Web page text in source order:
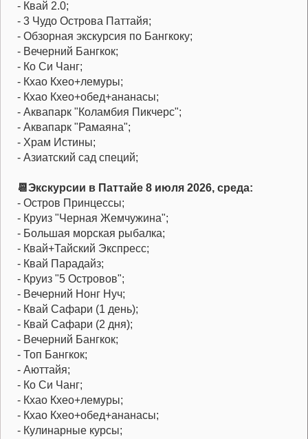
- Квай 2.0;
- 3 Чудо Острова Паттайя;
- Обзорная экскурсия по Бангкоку;
- Вечерний Бангкок;
- Ко Си Чанг;
- Кхао Кхео+лемуры;
- Кхао Кхео+обед+ананасы;
- Аквапарк "Коламбия Пикчерс";
- Аквапарк "Рамаяна";
- Храм Истины;
- Азиатский сад специй;
📆Экскурсии в Паттайе 8 июля 2026, среда:
- Остров Принцессы;
- Круиз "Черная Жемчужина";
- Большая морская рыбалка;
- Квай+Тайский Экспресс;
- Квай Парадайз;
- Круиз "5 Островов";
- Вечерний Нонг Нуч;
- Квай Сафари (1 день);
- Квай Сафари (2 дня);
- Вечерний Бангкок;
- Топ Бангкок;
- Аюттайя;
- Ко Си Чанг;
- Кхао Кхео+лемуры;
- Кхао Кхео+обед+ананасы;
- Кулинарные курсы;